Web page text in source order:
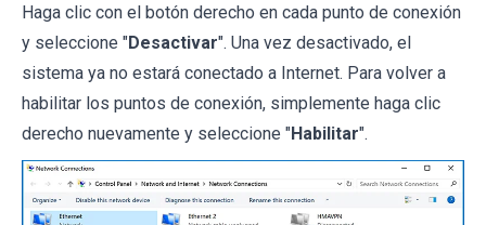
Haga clic con el botón derecho en cada punto de conexión
y seleccione "Desactivar". Una vez desactivado, el
sistema ya no estará conectado a Internet. Para volver a
habilitar los puntos de conexión, simplemente haga clic
derecho nuevamente y seleccione "Habilitar".